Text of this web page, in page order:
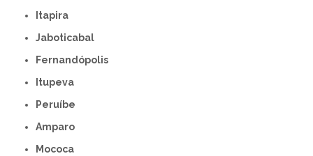
Itapira
Jaboticabal
Fernandópolis
Itupeva
Peruíbe
Amparo
Mococa